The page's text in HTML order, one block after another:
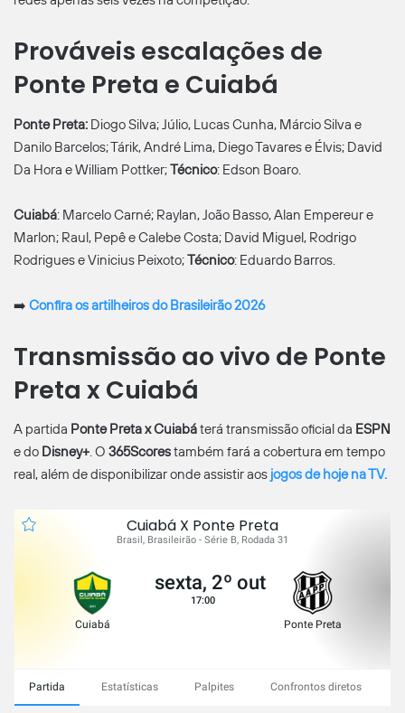
Prováveis escalações de
Ponte Preta e Cuiabá
PontePreta: Diogo Silva; Júlio, Lucas Cunha, Márcio Silva e
Danilo Barcelos; Tárik, André Lima, Diego Tavares e Élvis; David
Da Hora e William Pottker;Técnico: Edson Boaro.
Cuiabá: Marcelo Carné; Raylan, João Basso, Alan Empereur e
Marlon; Raul, Pepê e Calebe Costa; David Miguel, Rodrigo
Rodrigues e Vinicius Peixoto;Técnico: Eduardo Barros.
➡️ Confira os artilheiros do Brasileirão 2026
Transmissão ao vivo de Ponte
Preta x Cuiabá
A partida Ponte Preta x Cuiabáterá transmissão oficial da ESPN
e do Disney+. O 365Scorestambém fará a cobertura em tempo
real, além de disponibilizar onde assistir aos jogos de hoje na TV.
Cuiabá X Ponte Preta
Brasil, Brasileirão - Série B, Rodada 31
Cuiabá
sexta, 2º out
17:00
Ponte Preta
Partida Estatísticas Palpites Confrontos diretos